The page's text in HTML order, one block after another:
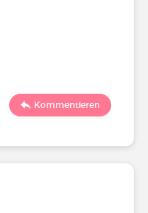
Kommentieren